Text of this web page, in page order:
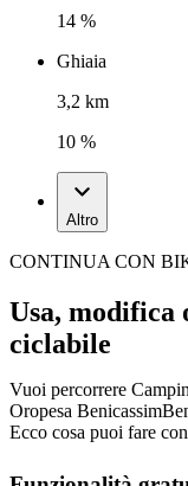
14 %
Ghiaia
3,2 km
10 %
Altro
CONTINUA CON
Usa, modifica
ciclabile
Vuoi percorrere
Oropesa
Ecco cosa puoi fare